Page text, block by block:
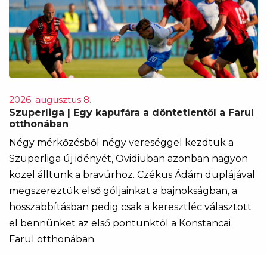
2026. augusztus 8.
Szuperliga | Egy kapufára a döntetlentől a Farul
otthonában
Négy mérkőzésből négy vereséggel kezdtük a
Szuperliga új idényét, Ovidiuban azonban nagyon
közel álltunk a bravúrhoz. Czékus Ádám duplájával
megszereztük első góljainkat a bajnokságban, a
hosszabbításban pedig csak a keresztléc választott
el bennünket az első pontunktól a Konstancai
Farul otthonában.